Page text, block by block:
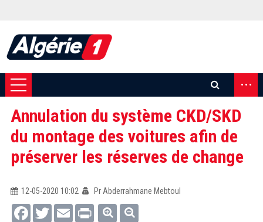
...
Annulation du système CKD/SKD
du montage des voitures afin de
préserver les réserves de change
12-05-2020 10:02
Pr Abderrahmane Mebtoul
FacebookTwitterEmail Print